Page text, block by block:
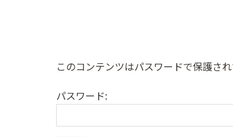
このコンテンツはパスワードで保護さ
パスワード: